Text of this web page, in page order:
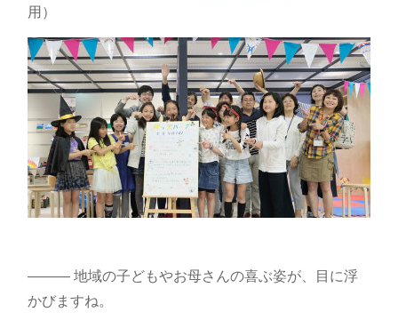
用）
――― 地域の子どもやお母さんの喜ぶ姿が、目に浮
かびますね。